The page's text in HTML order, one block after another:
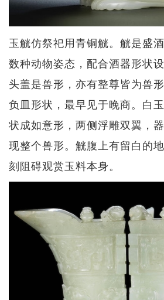
玉觥仿祭祀用青铜觥。觥是盛
数种动物姿态，配合酒器形状
头盖是兽形，亦有整尊皆为兽
负皿形状，最早见于晚商。白
状成如意形，两侧浮雕双翼，
现整个兽形。觥腹上有留白的
刻阻碍观赏玉料本身。